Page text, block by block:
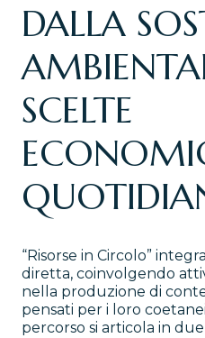
DALLA
SCELTE
“Risorse in Circolo”
diretta, coinvolgendo
nella produzione di
pensati per i loro
percorso si articola in